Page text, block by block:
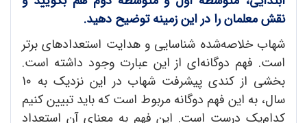
نقش معلمان را در این زمینه توضیح دهید.
شهاب خلاصه‌شده شناسایی و هدایت استعدادهای برتر
است. فهم دوگانه‌ای از این عبارت وجود داشته است.
بخشی از کندی پیشرفت شهاب در این نزدیک به 1٠
سال، به این فهم دوگانه مربوط است که باید تبیین کنیم
کدام‌یک درست است. این فهم به معنای آن استعداد